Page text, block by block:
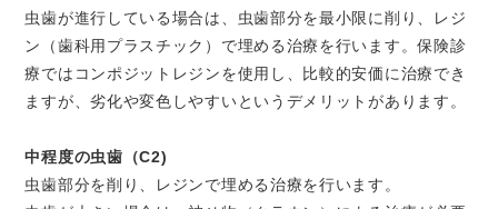
虫歯が進行している場合は、虫歯部分を最小限に削り、レジ
ン（歯科用プラスチック）で埋める治療を行います。保険診
療ではコンポジットレジンを使用し、比較的安価に治療でき
ますが、劣化や変色しやすいというデメリットがあります。
中程度の虫歯（C2)
虫歯部分を削り、レジンで埋める治療を行います。